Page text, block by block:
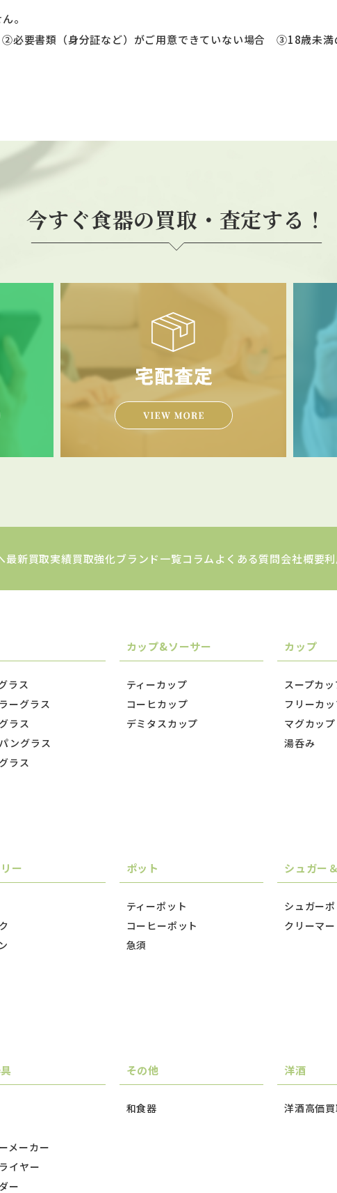
。
要書類（身分証など）がご用意できていない場合 ③18歳未満
今すぐ食器の買取・査定する！
最新買取実績買取強化ブランド一覧コラムよくある質問会社概要
ラス
ーグラス
ラス
ングラス
ラス
カップ&ソーサー
ティーカップ
コーヒカップ
デミタスカップ
カップ
スープカ
フリーカ
マグカップ
湯呑み
ー ポット
ティーポット
コーヒーポット
急須
シュガー
シュガー
クリーマー
メーカー
イヤー
ー
その他
和食器
洋酒
洋酒高価